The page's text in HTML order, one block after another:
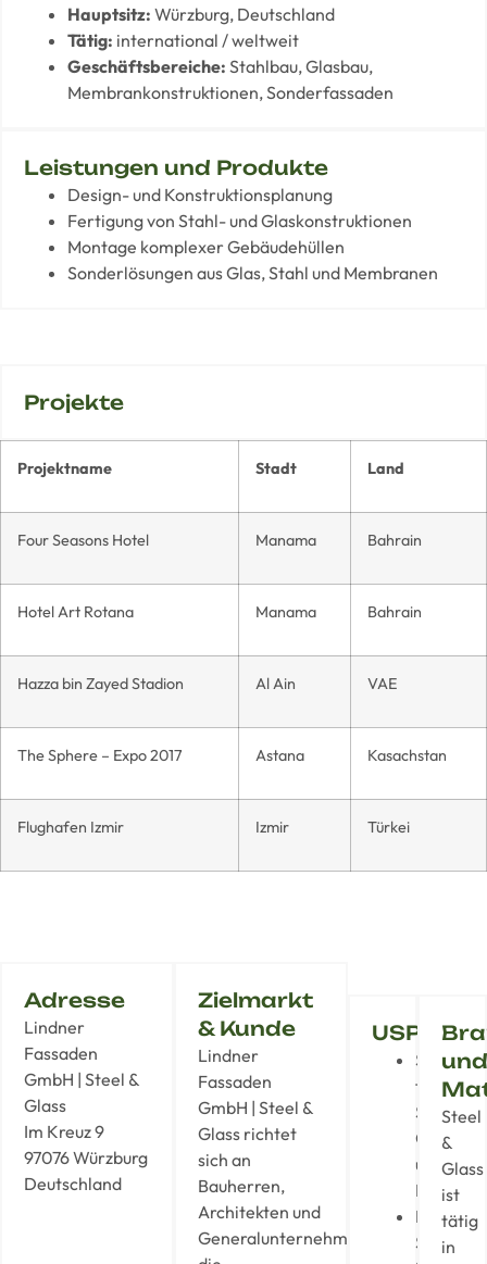
Hauptsitz: Würzburg, Deutschland
Tätig: international / weltweit
Geschäftsbereiche: Stahlbau, Glasbau,
Membrankonstruktionen, Sonderfassaden
Leistungen und Produkte
Design- und Konstruktionsplanung
Fertigung von Stahl- und Glaskonstruktionen
Montage komplexer Gebäudehüllen
Sonderlösungen aus Glas, Stahl und Membranen
Projekte
Projektname Stadt Land
Four Seasons Hotel Manama Bahrain
Hotel Art Rotana Manama Bahrain
Hazza bin Zayed Stadion Al Ain VAE
The Sphere – Expo 2017 Astana Kasachstan
Flughafen Izmir Izmir Türkei
Adresse
Lindner
Fassaden
GmbH | Steel &
Glass
Im Kreuz 9
97076 Würzburg
Deutschland
Zielmarkt
& Kunde
Lindner
Fassaden
GmbH | Steel &
Glass richtet
sich an
Bauherren,
Architekten und
Generalunternehmer,
USP
für
Stahl-,
Glas-
und
Full-
Service:
und
Steel
&
Glass
ist
tätig
in